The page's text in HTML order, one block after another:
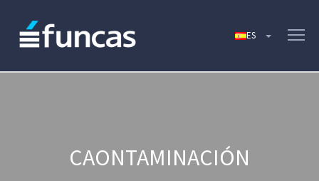
CAONTAMINACIÓN